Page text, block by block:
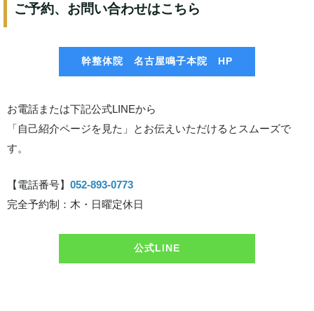
ご予約、お問い合わせはこちら
幹整体院 名古屋鳴子本院 HP
お電話または下記公式LINEから
「自己紹介ページを見た」とお伝えいただけるとスムーズで
す。
【電話番号】 052-893-0773
完全予約制：木・日曜定休日
公式LINE